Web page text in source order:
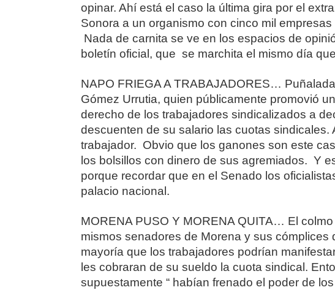
opinar. Ahí está el caso la última gira por el
Sonora a un organismo con cinco mil
Nada de carnita se ve en los espacios de
boletín oficial, que se marchita el mismo día
NAPO FRIEGA A TRABAJADORES…
Gómez Urrutia, quien públicamente promovió
derecho de los trabajadores sindicalizados a
descuenten de su salario las cuotas sindicales.
trabajador. Obvio que los ganones son este
los bolsillos con dinero de sus agremiados. Y
porque recordar que en el Senado los
palacio nacional.
MORENA PUSO Y MORENA QUITA… El
mismos senadores de Morena y sus
mayoría que los trabajadores podrían
les cobraran de su sueldo la cuota sindical.
supuestamente “ habían frenado el poder de